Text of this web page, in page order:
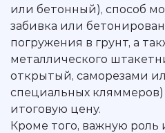
или бетонный), способ
забивка или
погружения в грунт, а
металлического
открытый, саморезами
специальных
итоговую цену.
Кроме того, важную роль